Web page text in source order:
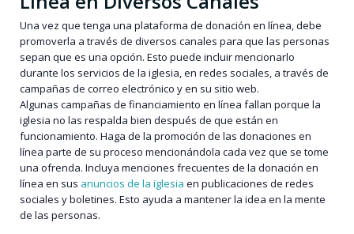
Una vez que tenga una plataforma de donación en línea, debe
promoverla a través de diversos canales para que las personas
sepan que es una opción. Esto puede incluir mencionarlo
durante los servicios de la iglesia, en redes sociales, a través de
campañas de correo electrónico y en su sitio web.
Algunas campañas de financiamiento en línea fallan porque la
iglesia no las respalda bien después de que están en
funcionamiento. Haga de la promoción de las donaciones en
línea parte de su proceso mencionándola cada vez que se tome
una ofrenda. Incluya menciones frecuentes de la donación en
línea en sus anuncios de la iglesia en publicaciones de redes
sociales y boletines. Esto ayuda a mantener la idea en la mente
de las personas.